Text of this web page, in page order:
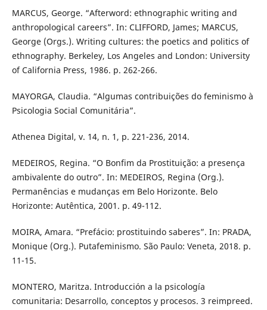
MARCUS, George. “Afterword: ethnographic writing and
anthropological careers”. In: CLIFFORD, James; MARCUS,
George (Orgs.). Writing cultures: the poetics and politics of
ethnography. Berkeley, Los Angeles and London: University
of California Press, 1986. p. 262-266.
MAYORGA, Claudia. “Algumas contribuições do feminismo à
Psicologia Social Comunitária”.
Athenea Digital, v. 14, n. 1, p. 221-236, 2014.
MEDEIROS, Regina. “O Bonfim da Prostituição: a presença
ambivalente do outro”. In: MEDEIROS, Regina (Org.).
Permanências e mudanças em Belo Horizonte. Belo
Horizonte: Autêntica, 2001. p. 49-112.
MOIRA, Amara. “Prefácio: prostituindo saberes”. In: PRADA,
Monique (Org.). Putafeminismo. São Paulo: Veneta, 2018. p.
11-15.
MONTERO, Maritza. Introducción a la psicología
comunitaria: Desarrollo, conceptos y procesos. 3 reimpreed.